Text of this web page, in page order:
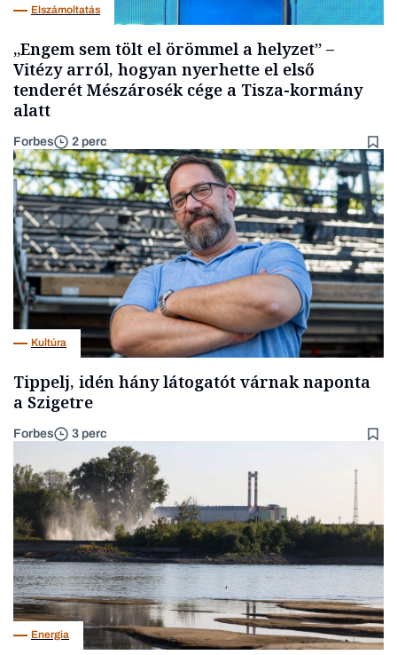
Elszámoltatás
„Engem sem tölt el örömmel a helyzet” –
Vitézy arról, hogyan nyerhette el első
tenderét Mészárosék cége a Tisza-kormány
alatt
Forbes 2 perc
Kultúra
Tippelj, idén hány látogatót várnak naponta
a Szigetre
Forbes 3 perc
Energia